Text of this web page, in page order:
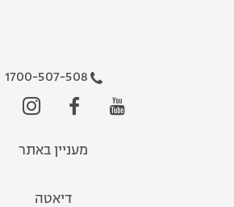
1700-507-508
מעניין באתר
דיאטה